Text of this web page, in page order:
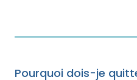
Pourquoi dois-je